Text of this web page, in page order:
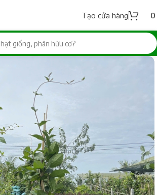
Tạo cửa hàng 0